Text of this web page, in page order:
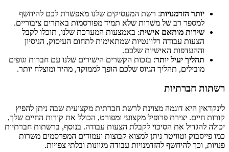
יותר הזדמנויות: רשת המעסיקים שלנו מאפשרת לכם להיחשף
למספר רב של משרות שלא תמיד מפורסמות באתרים ציבוריים.
שירות מותאם אישית: באמצעות המערכת שלנו, תוכלו לקבל
הצעות עבודה רלוונטיות שמתאימות לתחום העיסוק, הניסיון
וההעדפות האישיות שלכם.
תהליך יעיל יותר: בזכות הקשרים הישירים שלנו עם חברות וגופים
מובילים, תהליך הגיוס שלכם הופך לממוקד, מהיר ומוצלח יותר.
רשתות חברתיות
לינקדאין היא דוגמה מצוינת לרשת חברתית מקצועית שבה ניתן להפיץ
קורות חיים. יצירת פרופיל מקצועי ומפורט, הכולל את קורות החיים שלך,
יכולה להגדיל את הסיכוי לקבלת הצעות עבודה. בנוסף, ברשתות חברתיות
כמו פייסבוק וטוויטר ניתן למצוא קבוצות ועמודים המפרסמים משרות
פנויות, וכך להיחשף להזדמנויות עבודה מגוונות ובלתי צפויות.